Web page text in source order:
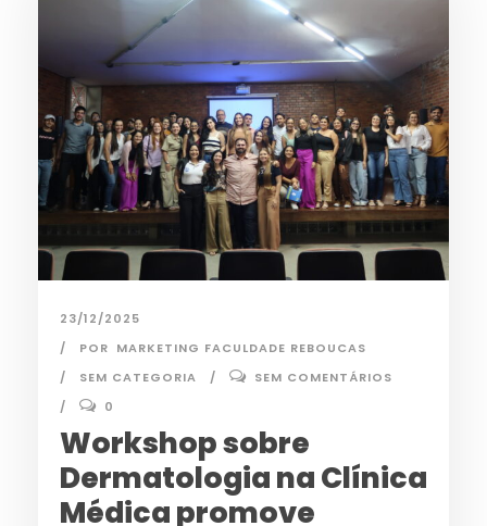
23/12/2025
POR MARKETING FACULDADE REBOUCAS
SEM CATEGORIA
SEM COMENTÁRIOS
0
Workshop sobre
Dermatologia na Clínica
Médica promove